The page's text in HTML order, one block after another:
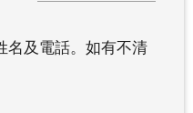
名及電話。如有不清